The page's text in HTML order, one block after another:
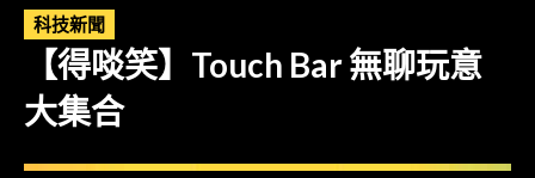
科技新聞
【得啖笑】Touch Bar 無聊玩意
大集合